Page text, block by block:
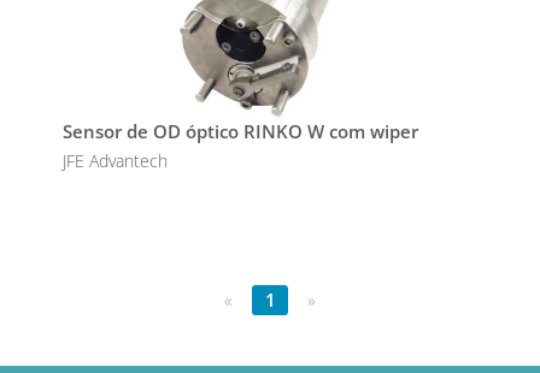
Sensor de OD óptico RINKO W com wiper
JFE Advantech
« 1 »